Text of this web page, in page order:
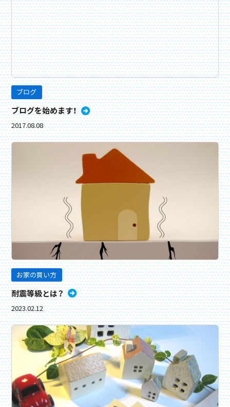
ブログ
ブログを始めます！
2017.08.08
お家の買い方
耐震等級とは？
2023.02.12